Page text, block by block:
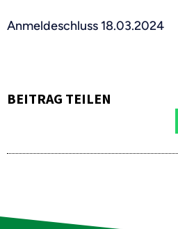
Anmeldeschluss 18.03.2024
BEITRAG TEILEN